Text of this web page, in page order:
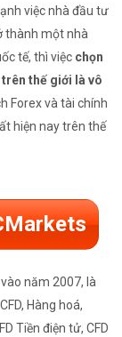
việc nhà đầu tư
thành một nhà
tế, thì việc chọn
thế giới là vô
Forex và tài chính
hiện nay trên thế
năm 2007, là
Hàng hoá,
Tiền điện tử, CFD